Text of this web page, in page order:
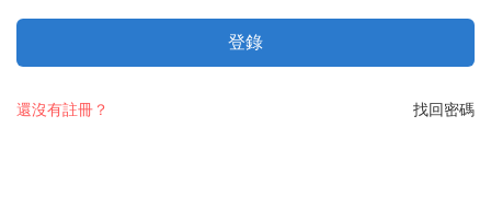
登錄
找回密碼
還沒有註冊？